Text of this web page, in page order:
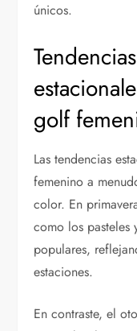
únicos.
golf
Las tendencias
femenino a
color. En
como los pasteles
populares,
estaciones.
En contraste, el